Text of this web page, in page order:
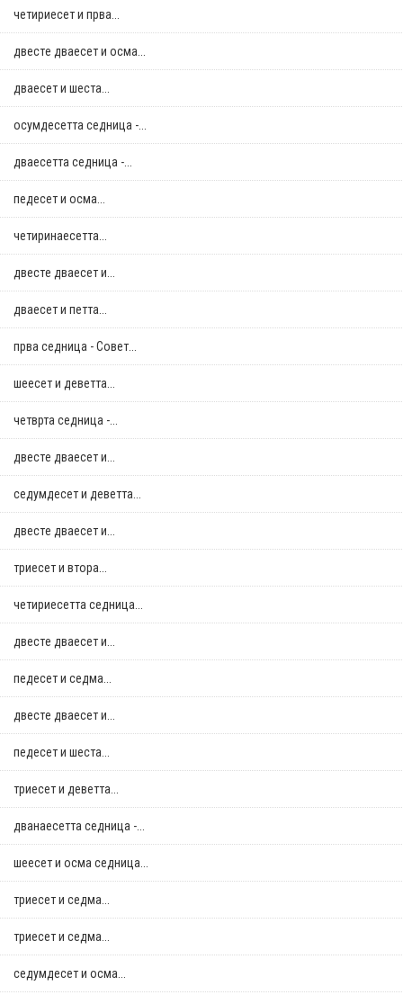
четириесет и прва...
двестe дваесет и осма...
дваесет и шеста...
осумдесетта седница -...
дваесетта седница -...
педесет и осма...
четиринаесетта...
двестe дваесет и...
дваесет и петта...
прва седница - Совет...
шеесет и деветта...
четврта седница -...
двестe дваесет и...
седумдесет и деветта...
двестe дваесет и...
триесет и втора...
четириесетта седница...
двестe дваесет и...
педесет и седма...
двестe дваесет и...
педесет и шеста...
триесет и деветта...
дванаесетта седница -...
шеесет и осма седница...
триесет и седма...
триесет и седма...
седумдесет и осма...